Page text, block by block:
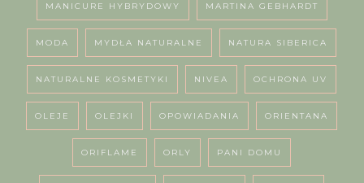
MANICURE HYBRYDOWY MARTINA GEBHARDT
MODA MYDŁA NATURALNE NATURA SIBERICA
NATURALNE KOSMETYKI NIVEA OCHRONA UV
OLEJE OLEJKI OPOWIADANIA ORIENTANA
ORIFLAME ORLY PANI DOMU